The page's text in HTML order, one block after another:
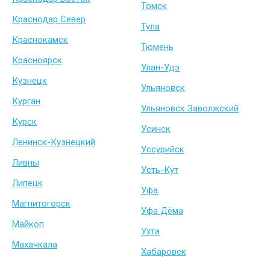
Краснодар Север
Краснокамск
Красноярск
Кузнецк
Курган
Курск
Ленинск-Кузнецкий
Ливны
Липецк
Магнитогорск
Майкоп
Махачкала
Томск
Тула
Тюмень
Улан-Удэ
Ульяновск
Ульяновск Заволжский
Усинск
Уссурийск
Усть-Кут
Уфа
Уфа Дёма
Ухта
Хабаровск